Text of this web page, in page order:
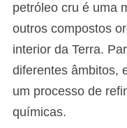
petróleo cru é uma
outros compostos
interior da Terra.
diferentes âmbitos,
um processo de
químicas.